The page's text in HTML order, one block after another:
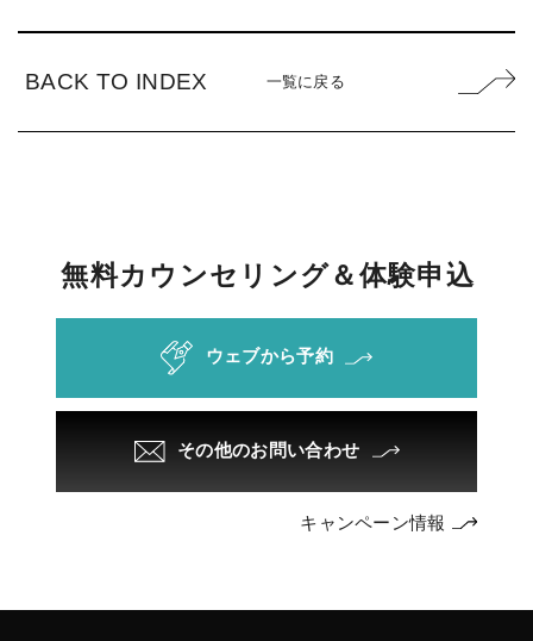
BACK TO INDEX 一覧に戻る
無料カ ウ ンセ リ ング＆体験申込
ウェブから予約
その他のお問い合わせ
キャンペーン情報